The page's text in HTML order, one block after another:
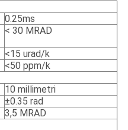
0.25ms
< 30 MRAD
<15 urad/k
<50 ppm/k
10 millimetri
±0.35 rad
3,5 MRAD